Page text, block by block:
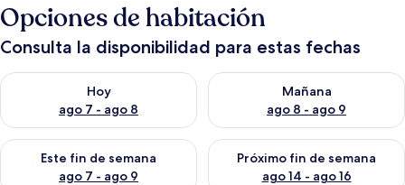
Opciones de habitación
Consulta la disponibilidad para estas fechas
Hoy
ago 7 - ago 8
Consulta la disponibilidad para hoy ago 7 - ago 8
Mañana
ago 8 - ago 9
Consulta la disponibilidad
Este fin de semana
ago 7 - ago 9
Consulta la disponibilidad para este fin de semana ago 7 -
Próximo fin de semana
ago 14 - ago 16
Consulta la disponibilidad